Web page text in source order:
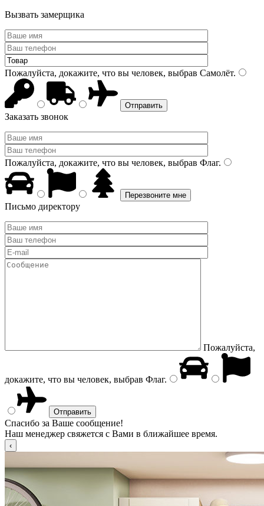
Вызвать замерщика
Пожалуйста, докажите, что вы человек, выбрав Самолёт.
Заказать звонок
Пожалуйста, докажите, что вы человек, выбрав Флаг.
Письмо директору
Пожалуйста,
докажите, что вы человек, выбрав Флаг.
Спасибо за Ваше сообщение!
Наш менеджер свяжется с Вами в ближайшее время.